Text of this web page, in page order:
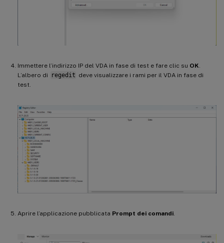
Immettere l’indirizzo IP del VDA in fase di test e fare clic su OK.
L’albero di
regedit deve visualizzare i rami per il VDA in fase di
test.
Aprire l’applicazione pubblicata Prompt dei comandi.